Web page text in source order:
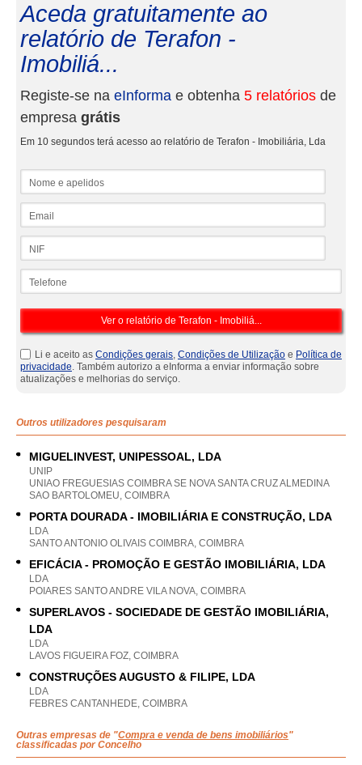
Aceda gratuitamente ao
relatório de Terafon -
Imobiliá...
Registe-se na eInforma e obtenha 5 relatórios de
empresa grátis
Em 10 segundos terá acesso ao relatório de Terafon - Imobiliária, Lda
Li e aceito as Condições gerais, Condições de Utilização e Política de
privacidade. Também autorizo a eInforma a enviar informação sobre
atualizações e melhorias do serviço.
Outros utilizadores pesquisaram
MIGUELINVEST, UNIPESSOAL, LDA
UNIP
UNIAO FREGUESIAS COIMBRA SE NOVA SANTA CRUZ ALMEDINA
SAO BARTOLOMEU, COIMBRA
PORTA DOURADA - IMOBILIÁRIA E CONSTRUÇÃO, LDA
LDA
SANTO ANTONIO OLIVAIS COIMBRA, COIMBRA
EFICÁCIA - PROMOÇÃO E GESTÃO IMOBILIÁRIA, LDA
LDA
POIARES SANTO ANDRE VILA NOVA, COIMBRA
SUPERLAVOS - SOCIEDADE DE GESTÃO IMOBILIÁRIA,
LDA
LDA
LAVOS FIGUEIRA FOZ, COIMBRA
CONSTRUÇÕES AUGUSTO & FILIPE, LDA
LDA
FEBRES CANTANHEDE, COIMBRA
Outras empresas de "Compra e venda de bens imobiliários"
classificadas por Concelho